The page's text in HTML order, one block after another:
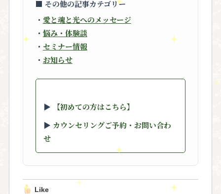
■ その他の記事カテゴリー
・ 愛と魂と光へのメッセージ
・ 悩み・体験談
・ セミナー情報
・ お知らせ
▶︎
【初めての方はこちら】
▶︎ カウンセリングご予約・お問い合わ
せ
Like